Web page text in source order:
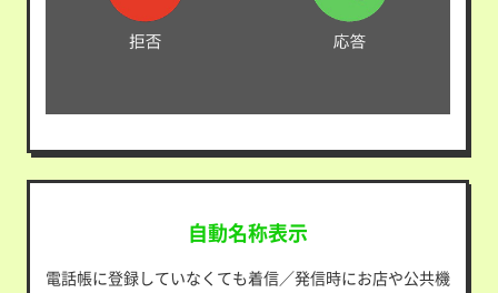
自動名称表示
電話帳に登録していなくても着信／発信時にお店や公共機